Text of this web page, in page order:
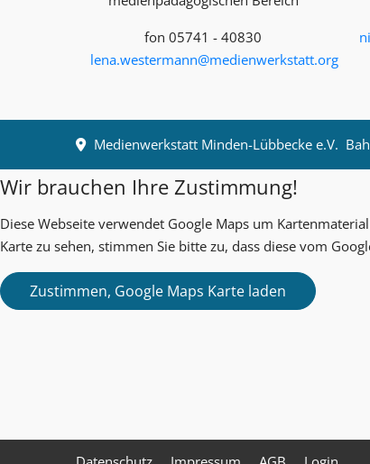
fon 05741 - 40830
lena.westermann@medienwerkstatt.org
Medienwerkstatt Minden-Lübbecke e.V.
Wir brauchen Ihre Zustimmung!
Diese Webseite verwendet Google Maps um
Karte zu sehen, stimmen Sie bitte zu, dass diese vom